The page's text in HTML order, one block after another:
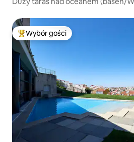
Najpopularniejsze z kategorii Wybór
Wybór gości